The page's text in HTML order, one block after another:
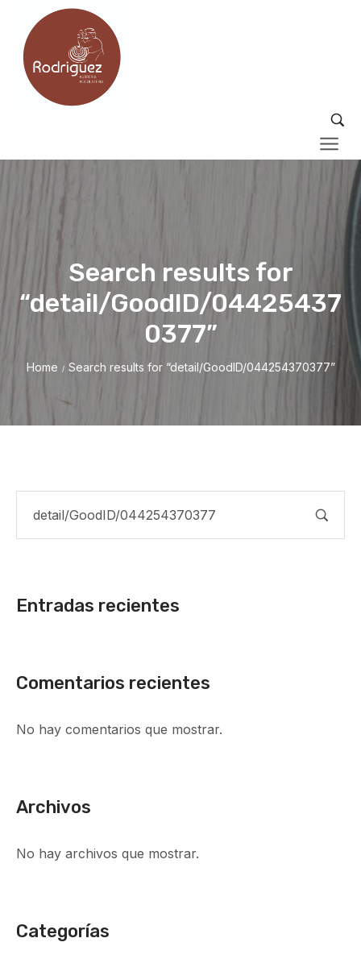
Search results for
“detail/GoodID/04425437
0377”
Home / Search results for “detail/GoodID/044254370377”
Entradas recientes
Comentarios recientes
No hay comentarios que mostrar.
Archivos
No hay archivos que mostrar.
Categorías